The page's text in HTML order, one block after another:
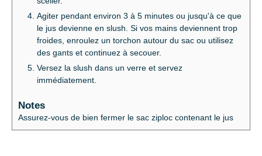
Agiter pendant environ 3 à 5 minutes ou jusqu'à ce que
le jus devienne en slush. Si vos mains deviennent trop
froides, enroulez un torchon autour du sac ou utilisez
des gants et continuez à secouer.
Versez la slush dans un verre et servez
immédiatement.
Notes
Assurez-vous de bien fermer le sac ziploc contenant le jus